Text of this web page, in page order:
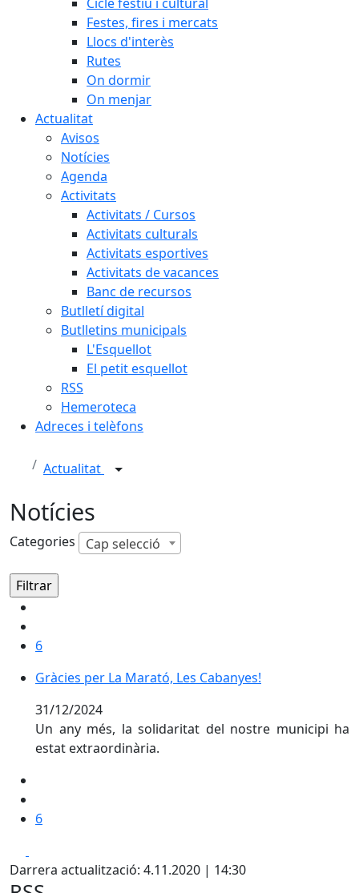
Festes, fires i mercats
Llocs d'interès
Rutes
On dormir
On menjar
Actualitat
Avisos
Notícies
Agenda
Activitats
Activitats / Cursos
Activitats culturals
Activitats esportives
Activitats de vacances
Banc de recursos
Butlletí digital
Butlletins municipals
L'Esquellot
El petit esquellot
RSS
Hemeroteca
Adreces i telèfons
Actualitat
Notícies
Categories Cap selecció
6
Gràcies per La Marató, Les Cabanyes!
Gràcies per La Marató, Les Cabanyes!
31/12/2024
Un any més, la solidaritat del nostre municipi ha
estat extraordinària.
6
Darrera actualització: 4.11.2020 | 14:30